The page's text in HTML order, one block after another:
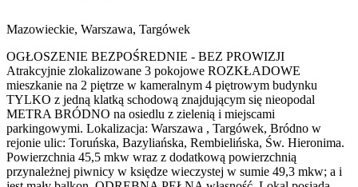
Mazowieckie, Warszawa, Targówek
OGŁOSZENIE BEZPOŚREDNIE - BEZ PROWIZJI
Atrakcyjnie zlokalizowane 3 pokojowe ROZKŁADOWE
mieszkanie na 2 piętrze w kameralnym 4 piętrowym budynku
TYLKO z jedną klatką schodową znajdującym się nieopodal
METRA BRÓDNO na osiedlu z zielenią i miejscami
parkingowymi. Lokalizacja: Warszawa , Targówek, Bródno w
rejonie ulic: Toruńska, Bazyliańska, Rembielińska, Św. Hieronima.
Powierzchnia 45,5 mkw wraz z dodatkową powierzchnią
przynależnej piwnicy w księdze wieczystej w sumie 49,3 mkw; a i